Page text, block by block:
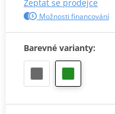
Zeptat se prodejce
Možnosti financování
Barevné varianty: